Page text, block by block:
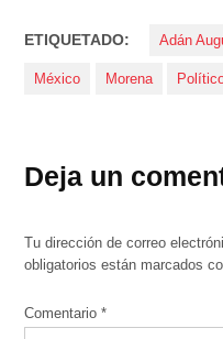
ETIQUETADO: Adán
México Morena
Deja un
Tu dirección de correo
obligatorios están marcados
Comentario*